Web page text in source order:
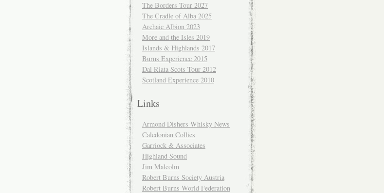
The Borders Tour 2027
The Cradle of Alba 2025
Archaic Albion 2023
More and the Isles 2019
Islands & Highlands 2017
Burns Experience 2015
Dal Riata Scots Tour 2012
Scotland Experience 2010
Links
Armond Dishers Whisky News
Caledonian Collies
Garriock & Associates
Highland Sound
Jim Malcolm
Robert Burns Society Austria
Robert Burns World Federation